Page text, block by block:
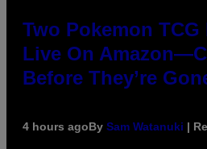
Two Pokemon TCG
Live On
Before They’re
4 hours agoBy Sam Watanuki |